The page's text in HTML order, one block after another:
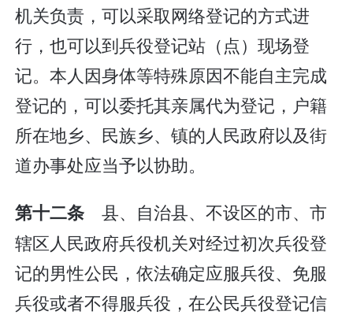
机关负责，可以采取网络登记的方式进
行，也可以到兵役登记站（点）现场登
记。本人因身体等特殊原因不能自主完成
登记的，可以委托其亲属代为登记，户籍
所在地乡、民族乡、镇的人民政府以及街
道办事处应当予以协助。
第十二条 县、自治县、不设区的市、市
辖区人民政府兵役机关对经过初次兵役登
记的男性公民，依法确定应服兵役、免服
兵役或者不得服兵役，在公民兵役登记信